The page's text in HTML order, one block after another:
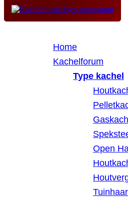
Home
Kachelforum
Type kachel
Open